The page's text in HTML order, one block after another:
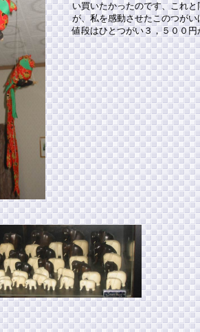
い買いたかったのです、これ
が、私を感動させたこのつが
値段はひとつがい３，５００